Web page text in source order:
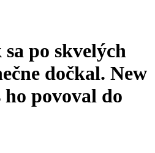
po skvelých
dočkal. New
povoval do